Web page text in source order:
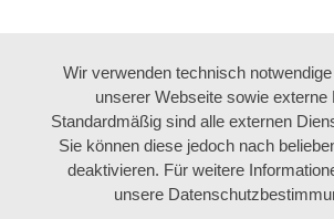
Wir verwenden technisch
unserer Webseite sowie externe
Standardmäßig sind alle externen
Sie können diese jedoch nach
deaktivieren. Für weitere
unsere